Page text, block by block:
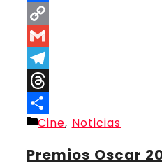
Facebook
Copy
Link
Gmail
Telegram
Threads
Compartir
Categorías
Cine, Noticias
Premios Oscar